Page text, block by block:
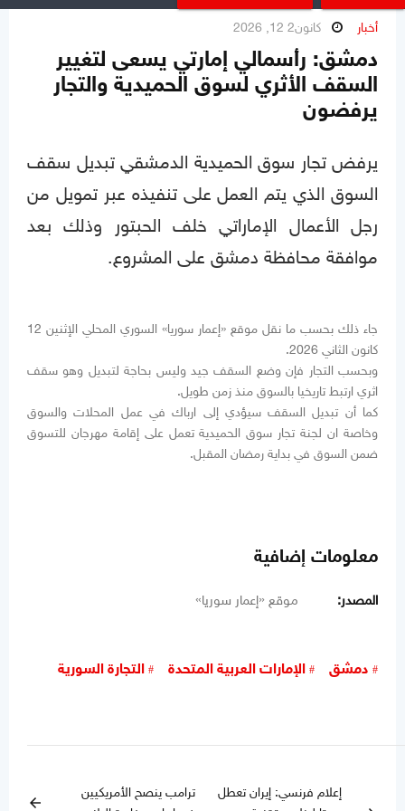
أخبار كانون2 12, 2026
دمشق: رأسمالي إمارتي يسعى لتغيير
السقف الأثري لسوق الحميدية والتجار
يرفضون
يرفض تجار سوق الحميدية الدمشقي تبديل سقف
السوق الذي يتم العمل على تنفيذه عبر تمويل من
رجل الأعمال الإماراتي خلف الحبتور وذلك بعد
موافقة محافظة دمشق على المشروع.
جاء ذلك بحسب ما نقل موقع «إعمار سوريا» السوري المحلي الإثنين 12
كانون الثاني 2026.
وبحسب التجار فإن وضع السقف جيد وليس بحاجة لتبديل وهو سقف
اثري ارتبط تاريخيا بالسوق منذ زمن طويل.
كما أن تبديل السقف سيؤدي إلى ارباك في عمل المحلات والسوق
وخاصة ان لجنة تجار سوق الحميدية تعمل على إقامة مهرجان للتسوق
ضمن السوق في بداية رمضان المقبل.
معلومات إضافية
المصدر: موقع «إعمار سوريا»
دمشق الإمارات العربية المتحدة التجارة السورية
إعلام فرنسي: إيران تعطل
ترامب ينصح الأمريكيين
arrow_back